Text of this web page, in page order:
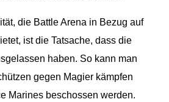
die Battle Arena in Bezug auf
ist die Tatsache, dass die
haben. So kann man
gegen Magier kämpfen
Marines beschossen werden.